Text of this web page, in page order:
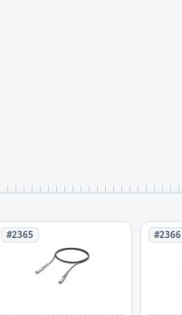
#2365 #2366